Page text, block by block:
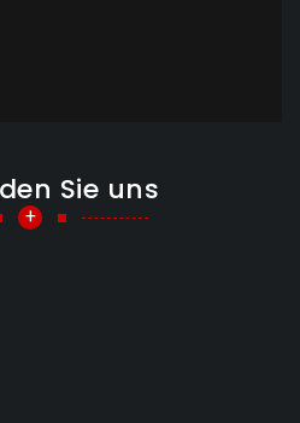
Sie uns
+